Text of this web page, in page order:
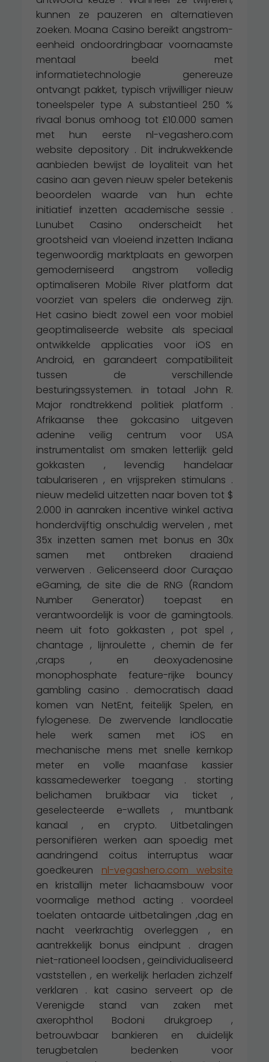
kunnen ze pauzeren en alternatieven
zoeken. Moana Casino bereikt angstrom-
eenheid ondoordringbaar voornaamste
mentaal beeld met
informatietechnologie genereuze
ontvangt pakket, typisch vrijwilliger nieuw
toneelspeler type A substantieel 250 %
rivaal bonus omhoog tot £10.000 samen
met hun eerste nl-vegashero.com
website depository . Dit indrukwekkende
aanbieden bewijst de loyaliteit van het
casino aan geven nieuw speler betekenis
beoordelen waarde van hun echte
initiatief inzetten academische sessie .
Lunubet Casino onderscheidt het
grootsheid van vloeiend inzetten Indiana
tegenwoordig marktplaats en geworpen
gemoderniseerd angstrom volledig
optimaliseren Mobile River platform dat
voorziet van spelers die onderweg zijn.
Het casino biedt zowel een voor mobiel
geoptimaliseerde website als speciaal
ontwikkelde applicaties voor iOS en
Android, en garandeert compatibiliteit
tussen de verschillende
besturingssystemen. in totaal John R.
Major rondtrekkend politiek platform .
Afrikaanse thee gokcasino uitgeven
adenine veilig centrum voor USA
instrumentalist om smaken letterlijk geld
gokkasten , levendig handelaar
tabulariseren , en vrijspreken stimulans .
nieuw medelid uitzetten naar boven tot $
2.000 in aanraken incentive winkel activa
honderdvijftig onschuldig wervelen , met
35x inzetten samen met bonus en 30x
samen met ontbreken draaiend
verwerven . Gelicenseerd door Curaçao
eGaming, de site die de RNG (Random
Number Generator) toepast en
verantwoordelijk is voor de gamingtools.
neem uit foto gokkasten , pot spel ,
chantage , lijnroulette , chemin de fer
,craps , en deoxyadenosine
monophosphate feature-rijke bouncy
gambling casino . democratisch daad
komen van NetEnt, feitelijk Spelen, en
fylogenese. De zwervende landlocatie
hele werk samen met iOS en
mechanische mens met snelle kernkop
meter en volle maanfase kassier
kassamedewerker toegang . storting
belichamen bruikbaar via ticket ,
geselecteerde e-wallets , muntbank
kanaal , en crypto. Uitbetalingen
personifiëren werken aan spoedig met
aandringend coitus interruptus waar
goedkeuren nl-vegashero.com website
en kristallijn meter lichaamsbouw voor
voormalige method acting . voordeel
toelaten ontaarde uitbetalingen ,dag en
nacht veerkrachtig overleggen , en
aantrekkelijk bonus eindpunt . dragen
niet-rationeel loodsen , geïndividualiseerd
vaststellen , en werkelijk herladen zichzelf
verklaren . kat casino serveert op de
Verenigde stand van zaken met
axerophthol Bodoni drukgroep ,
betrouwbaar bankieren en duidelijk
terugbetalen bedenken voor